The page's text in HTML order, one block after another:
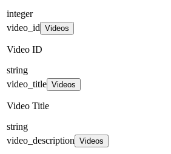
integer
video_id Videos
Video ID
string
video_title Videos
Video Title
string
video_description Videos